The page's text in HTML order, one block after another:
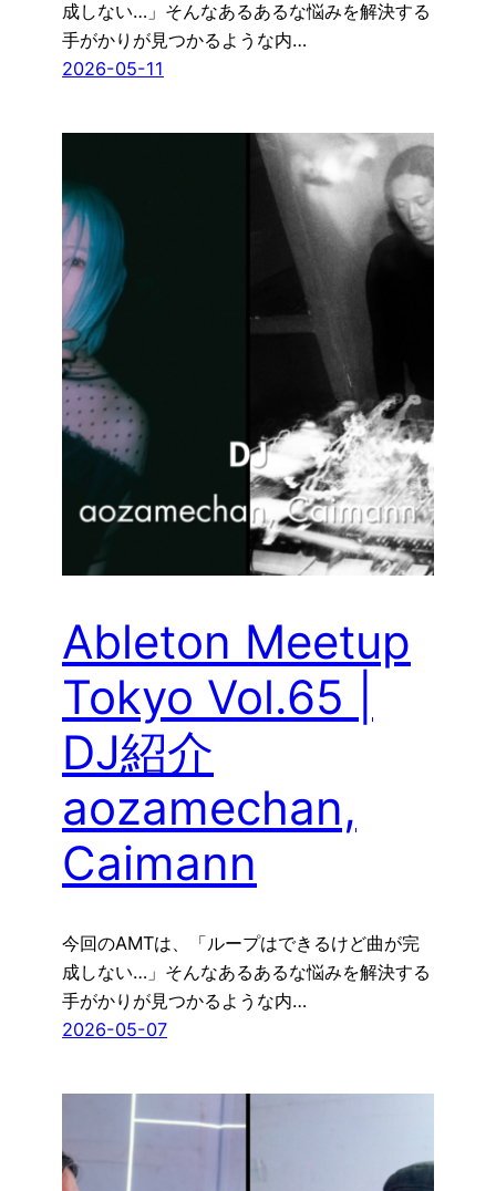
成しない…」そんなあるあるな悩みを解決する
手がかりが見つかるような内…
2026-05-11
Ableton Meetup
Tokyo Vol.65 |
DJ紹介
aozamechan,
Caimann
今回のAMTは、「ループはできるけど曲が完
成しない…」そんなあるあるな悩みを解決する
手がかりが見つかるような内…
2026-05-07